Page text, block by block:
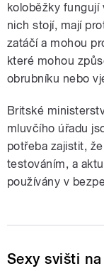
koloběžky fungují
nich stojí, mají
zatáčí a mohou
které mohou
obrubníku nebo
Britské
mluvčího úřadu
potřeba zajistit,
testováním, a
používány v
Sexy svišti